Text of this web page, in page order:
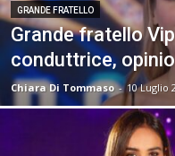
GRANDE FRATELLO
Grande fratello
conduttrice,
Chiara Di Tommaso - 10 Luglio